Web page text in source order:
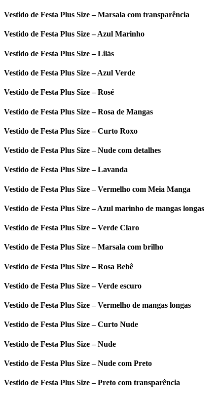
Vestido de Festa Plus Size – Marsala com transparência
Vestido de Festa Plus Size – Azul Marinho
Vestido de Festa Plus Size – Lilás
Vestido de Festa Plus Size – Azul Verde
Vestido de Festa Plus Size – Rosé
Vestido de Festa Plus Size – Rosa de Mangas
Vestido de Festa Plus Size – Curto Roxo
Vestido de Festa Plus Size – Nude com detalhes
Vestido de Festa Plus Size – Lavanda
Vestido de Festa Plus Size – Vermelho com Meia Manga
Vestido de Festa Plus Size – Azul marinho de mangas longas
Vestido de Festa Plus Size – Verde Claro
Vestido de Festa Plus Size – Marsala com brilho
Vestido de Festa Plus Size – Rosa Bebê
Vestido de Festa Plus Size – Verde escuro
Vestido de Festa Plus Size – Vermelho de mangas longas
Vestido de Festa Plus Size – Curto Nude
Vestido de Festa Plus Size – Nude
Vestido de Festa Plus Size – Nude com Preto
Vestido de Festa Plus Size – Preto com transparência